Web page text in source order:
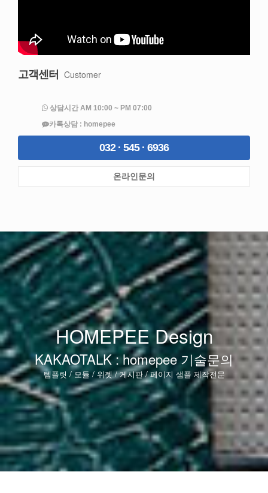
고객센터 Customer
상담시간 AM 10:00 ~ PM 07:00
카톡상담 : homepee
032 · 545 · 6936
온라인문의
HOMEPEE Design
KAKAOTALK : homepee 기술문의
템플릿 / 모듈 / 위젯 / 게시판 / 페이지 샘플 제작전문